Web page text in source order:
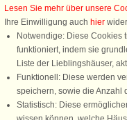
Lesen Sie mehr über unsere
Ihre Einwilligung auch hier
Notwendige: Diese Cookies
funktioniert, indem sie
Liste der Lieblingshäuser,
Funktionell: Diese werden
speichern, sowie die Anzahl
Statistisch: Diese